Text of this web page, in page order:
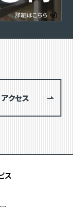
アクセス
ス